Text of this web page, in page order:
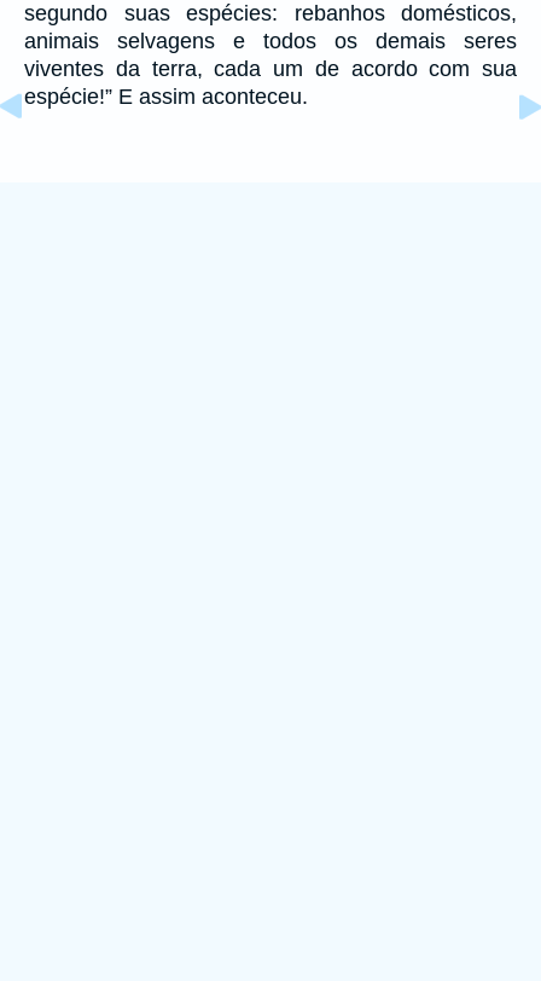
segundo suas espécies: rebanhos domésticos,
animais selvagens e todos os demais seres
viventes da terra, cada um de acordo com sua
espécie!” E assim aconteceu.